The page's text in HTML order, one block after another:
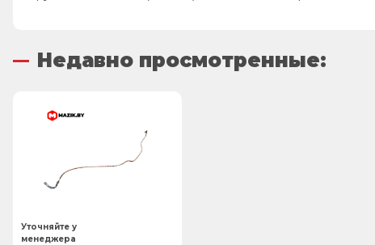
Недавно просмотренные:
Уточняйте у
менеджера